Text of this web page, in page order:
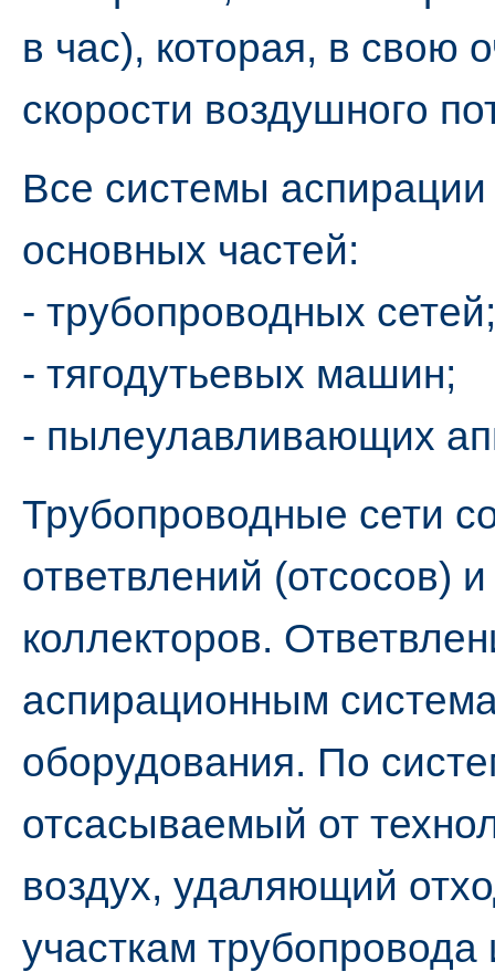
в час), которая, в свою
скорости воздушного
Все системы
основных частей:
- трубопроводных сетей;
- тягодутьевых машин;
- пылеулавливающих
Трубопроводные сети
ответвлений (отсосов)
коллекторов.
аспирационным
оборудования. По
отсасываемый от
воздух, удаляющий
участкам